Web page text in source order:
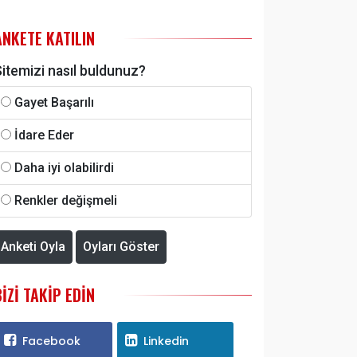
KATILIN
nasıl buldunuz?
Gayet Başarılı
İdare Eder
Daha iyi olabilirdi
Renkler değişmeli
Anketi Oyla Oyları Göster
TAKIP EDIN
Facebook Linkedin